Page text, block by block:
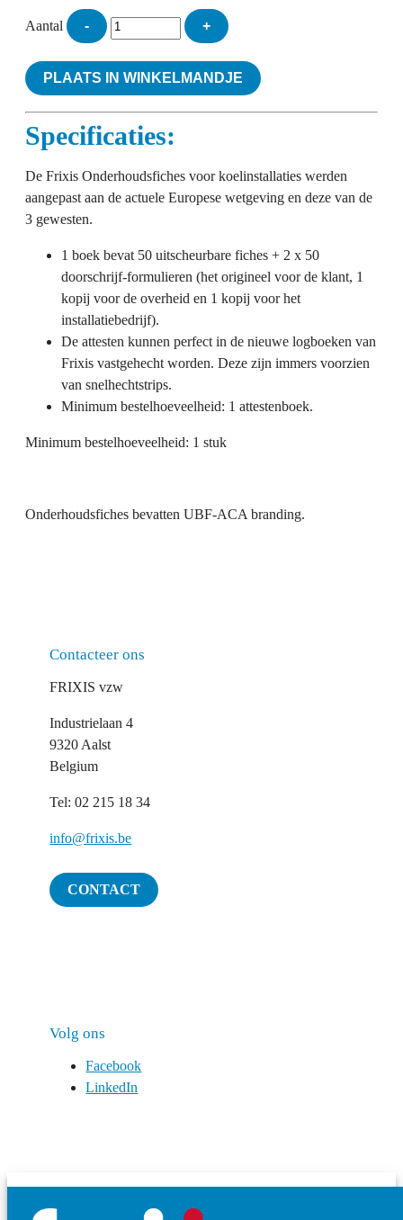
Aantal - +
PLAATS IN WINKELMANDJE
Specificaties:
De Frixis Onderhoudsfiches voor koelinstallaties werden
aangepast aan de actuele Europese wetgeving en deze van de
3 gewesten.
1 boek bevat 50 uitscheurbare fiches + 2 x 50
doorschrijf-formulieren (het origineel voor de klant, 1
kopij voor de overheid en 1 kopij voor het
installatiebedrijf).
De attesten kunnen perfect in de nieuwe logboeken van
Frixis vastgehecht worden. Deze zijn immers voorzien
van snelhechtstrips.
Minimum bestelhoeveelheid: 1 attestenboek.
Minimum bestelhoeveelheid: 1 stuk
Onderhoudsfiches bevatten UBF-ACA branding.
Contacteer ons
FRIXIS vzw
Industrielaan 4
9320 Aalst
Belgium
Tel: 02 215 18 34
info@frixis.be
CONTACT
Volg ons
Facebook
LinkedIn